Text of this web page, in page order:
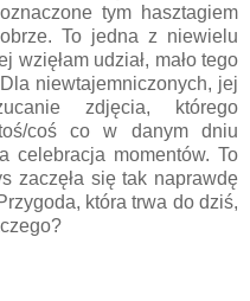
tym hasztagiem
To jedna z niewielu
wzięłam udział, mało tego
niewtajemniczonych, jej
zdjęcia, którego
coś co w danym dniu
celebracja momentów. To
zaczęła się tak naprawdę
która trwa do dziś,